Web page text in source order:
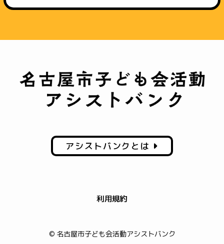
アシストバンクとは
利用規約
© 名古屋市子ども会活動アシストバンク